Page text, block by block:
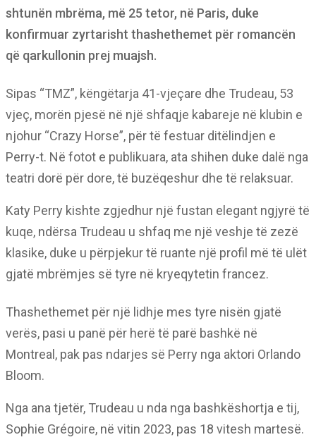
shtunën mbrëma, më 25 tetor, në Paris, duke
konfirmuar zyrtarisht thashethemet për romancën
që qarkullonin prej muajsh.
Sipas “TMZ”, këngëtarja 41-vjeçare dhe Trudeau, 53
vjeç, morën pjesë në një shfaqje kabareje në klubin e
njohur “Crazy Horse”, për të festuar ditëlindjen e
Perry-t. Në fotot e publikuara, ata shihen duke dalë nga
teatri dorë për dore, të buzëqeshur dhe të relaksuar.
Katy Perry kishte zgjedhur një fustan elegant ngjyrë të
kuqe, ndërsa Trudeau u shfaq me një veshje të zezë
klasike, duke u përpjekur të ruante një profil më të ulët
gjatë mbrëmjes së tyre në kryeqytetin francez.
Thashethemet për një lidhje mes tyre nisën gjatë
verës, pasi u panë për herë të parë bashkë në
Montreal, pak pas ndarjes së Perry nga aktori Orlando
Bloom.
Nga ana tjetër, Trudeau u nda nga bashkëshortja e tij,
Sophie Grégoire, në vitin 2023, pas 18 vitesh martesë.